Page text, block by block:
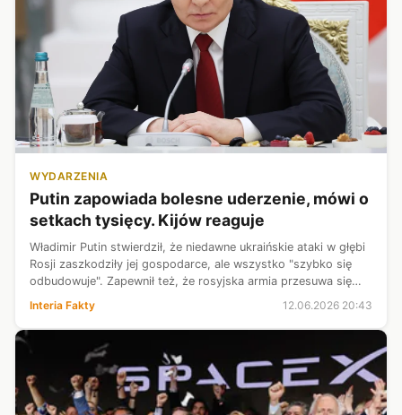
WYDARZENIA
Putin zapowiada bolesne uderzenie, mówi o
setkach tysięcy. Kijów reaguje
Władimir Putin stwierdził, że niedawne ukraińskie ataki w głębi
Rosji zaszkodziły jej gospodarce, ale wszystko "szybko się
odbudowuje". Zapewnił też, że rosyjska armia przesuwa się
żołnierzy przek...
Interia Fakty 12.06.2026 20:43